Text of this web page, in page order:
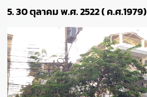
5. 30 ตุลาคม พ.ศ. 2522 ( ค.ศ.1979)